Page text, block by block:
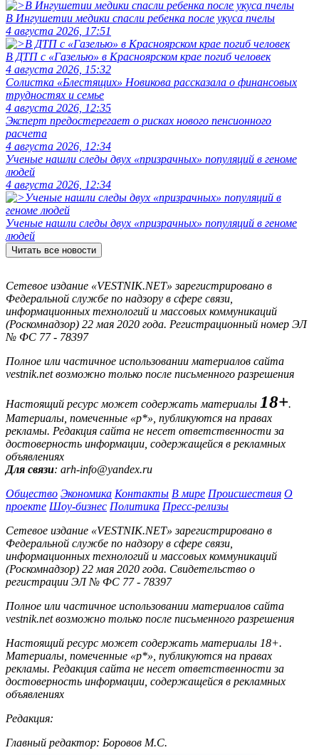
В Ингушетии медики спасли ребенка после укуса пчелы
4 августа 2026, 17:51
В ДТП с «Газелью» в Красноярском крае погиб человек
4 августа 2026, 15:32
Солистка «Блестящих» Новикова рассказала о финансовых
трудностях и семье
4 августа 2026, 12:35
Эксперт предостерегает о рисках нового пенсионного
расчета
4 августа 2026, 12:34
Ученые нашли следы двух «призрачных» популяций в геноме
людей
4 августа 2026, 12:34
Ученые нашли следы двух «призрачных» популяций в геноме
людей
Читать все новости
Сетевое издание «VESTNIK.NET» зарегистрировано в
Федеральной службе по надзору в сфере связи,
информационных технологий и массовых коммуникаций
(Роскомнадзор) 22 мая 2020 года. Регистрационный номер ЭЛ
№ ФС 77 - 78397
Полное или частичное использовании материалов сайта
vestnik.net возможно только после письменного разрешения
Настоящий ресурс может содержать материалы 18+.
Материалы, помеченные «р*», публикуются на правах
рекламы. Редакция сайта не несет ответственности за
достоверность информации, содержащейся в рекламных
объявлениях
Для связи: arh-info@yandex.ru
Общество Экономика Контакты В мире Происшествия О
проекте Шоу-бизнес Политика Пресс-релизы
Сетевое издание «VESTNIK.NET» зарегистрировано в
Федеральной службе по надзору в сфере связи,
информационных технологий и массовых коммуникаций
(Роскомнадзор) 22 мая 2020 года. Свидетельство о
регистрации ЭЛ № ФС 77 - 78397
Полное или частичное использовании материалов сайта
vestnik.net возможно только после письменного разрешения
Настоящий ресурс может содержать материалы 18+.
Материалы, помеченные «р*», публикуются на правах
рекламы. Редакция сайта не несет ответственности за
достоверность информации, содержащейся в рекламных
объявлениях
Редакция:
Главный редактор: Боровов М.С.